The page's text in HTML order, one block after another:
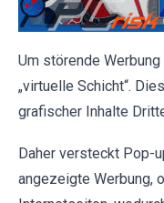
Um störende
„virtuelle Schicht“.
grafischer Inhalte
Daher versteckt Pop-
angezeigte Werbung,